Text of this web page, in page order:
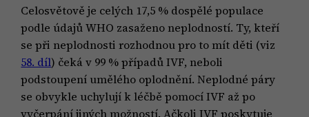
Celosvětově je celých 17,5 % dospělé populace
podle údajů WHO zasaženo neplodností. Ty, kteří
se při neplodnosti rozhodnou pro to mít děti (viz
58. díl) čeká v 99 % případů IVF, neboli
podstoupení umělého oplodnění. Neplodné páry
se obvykle uchylují k léčbě pomocí IVF až po
vyčerpání jiných možností. Ačkoli IVF poskytuje